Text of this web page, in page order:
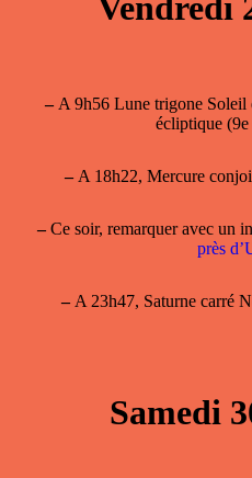
Vendredi
–A 9h56 Lune trigone Soleil
écliptique
–A 18h22, Mercure
–Ce soir, remarquer avec un
près
–A 23h47, Saturne carré
Samedi